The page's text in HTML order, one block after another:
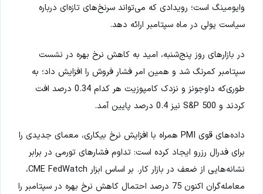
وایومینگ است؛ رویدادی که می‌تواند سرنخ‌های تازه‌ای درباره
سیاست پولی در ماه سپتامبر ارائه دهد.
در بازارهای روز پنج‌شنبه، امید به کاهش نرخ بهره در نشست
سپتامبر کمرنگ شد و همین امر فشار فروش را افزایش داد؛ به
طوری‌که داوجونز و نزدک کامپوزیت هر کدام 0.34 درصد افت
کردند و S&P 500 نیز 0.4 درصد پایین آمد.
داده‌های قوی PMI همراه با افزایش نرخ بیکاری، معمای جدیدی را
برای فدرال رزرو ایجاد کرده است: تداوم فشارهای تورمی در برابر
نشانه‌هایی از ضعف در بازار کار. بر اساس ابزار CME FedWatch،
معامله‌گران اکنون 75 درصد احتمال کاهش نرخ بهره در سپتامبر را